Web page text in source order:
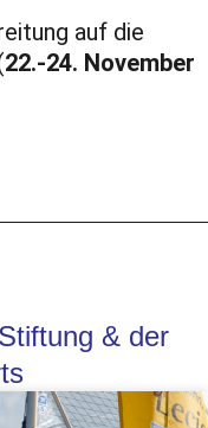
auf die
22.-24. November
& der